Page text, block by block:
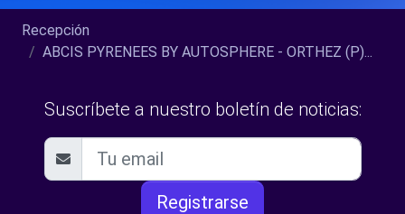
Recepción
ABCIS PYRENEES BY AUTOSPHERE - ORTHEZ (P)...
Suscríbete a nuestro boletín de noticias:
Registrarse